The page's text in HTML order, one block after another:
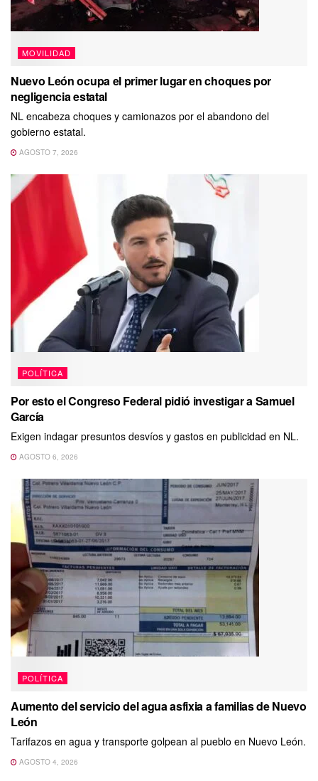
MOVILIDAD
Nuevo León ocupa el primer lugar en choques por
negligencia estatal
NL encabeza choques y camionazos por el abandono del
gobierno estatal.
AGOSTO 7, 2026
POLÍTICA
Por esto el Congreso Federal pidió investigar a Samuel
García
Exigen indagar presuntos desvíos y gastos en publicidad en NL.
AGOSTO 6, 2026
POLÍTICA
Aumento del servicio del agua asfixia a familias de Nuevo
León
Tarifazos en agua y transporte golpean al pueblo en Nuevo León.
AGOSTO 4, 2026